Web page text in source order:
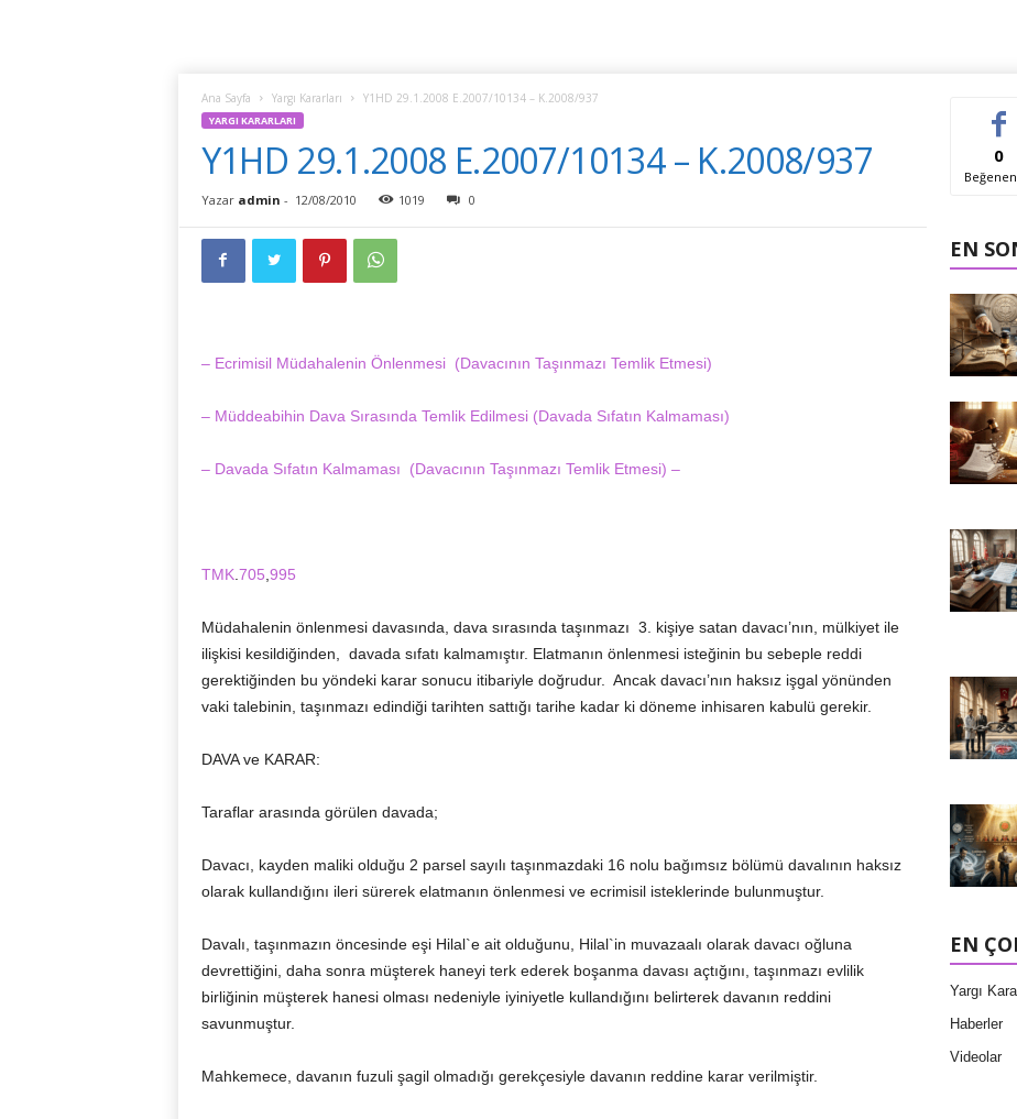
Ana Sayfa Yargı Kararları Y1HD 29.1.2008 E.2007/10134 – K.2008/937
YARGI KARARLARI
Y1HD 29.1.2008 E.2007/10134 – K.2008/937
Yazar admin - 12/08/2010 1019 0
– Ecrimisil Müdahalenin Önlenmesi (Davacının Taşınmazı Temlik Etmesi)
– Müddeabihin Dava Sırasında Temlik Edilmesi (Davada Sıfatın Kalmaması)
– Davada Sıfatın Kalmaması (Davacının Taşınmazı Temlik Etmesi) –
TMK. 705 995
Müdahalenin önlenmesi davasında, dava sırasında taşınmazı 3. kişiye satan davacı’nın, mülkiyet ile
ilişkisi kesildiğinden, davada sıfatı kalmamıştır. Elatmanın önlenmesi isteğinin bu sebeple reddi
gerektiğinden bu yöndeki karar sonucu itibariyle doğrudur. Ancak davacı’nın haksız işgal yönünden
vaki talebinin, taşınmazı edindiği tarihten sattığı tarihe kadar ki döneme inhisaren kabulü gerekir.
DAVA ve KARAR:
Taraflar arasında görülen davada;
Davacı, kayden maliki olduğu 2 parsel sayılı taşınmazdaki 16 nolu bağımsız bölümü davalının haksız
olarak kullandığını ileri sürerek elatmanın önlenmesi ve ecrimisil isteklerinde bulunmuştur.
Davalı, taşınmazın öncesinde eşi Hilal`e ait olduğunu, Hilal`in muvazaalı olarak davacı oğluna
devrettiğini, daha sonra müşterek haneyi terk ederek boşanma davası açtığını, taşınmazı evlilik
birliğinin müşterek hanesi olması nedeniyle iyiniyetle kullandığını belirterek davanın reddini
savunmuştur.
Mahkemece, davanın fuzuli şagil olmadığı gerekçesiyle davanın reddine karar verilmiştir.
0
EN
EN
Yargı
Haberler
Videolar